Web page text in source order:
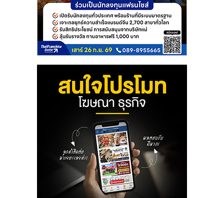
ไชส์
ขาย
หน้า